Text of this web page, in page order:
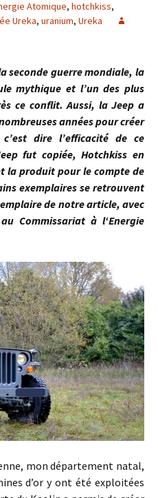
Atomique, hotchkiss,
Ureka, uranium, Ureka
guerre mondiale, la
mythique et l’un des plus
ce conflit. Aussi, la Jeep a
années pour créer
dire l’efficacité de ce
fut copiée, Hotchkiss en
la produit pour le compte de
exemplaires se retrouvent
de notre article, avec
Commissariat à l‘Energie
mon département natal,
d’or y ont été exploitées